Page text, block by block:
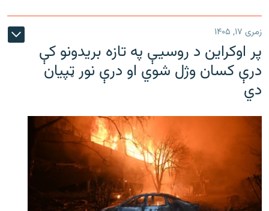
زمری ۱۷, ۱۴۰۵
پر اوکراین د روسیې په تازه بریدونو کې
درې کسان وژل شوي او درې نور ټپیان
دي